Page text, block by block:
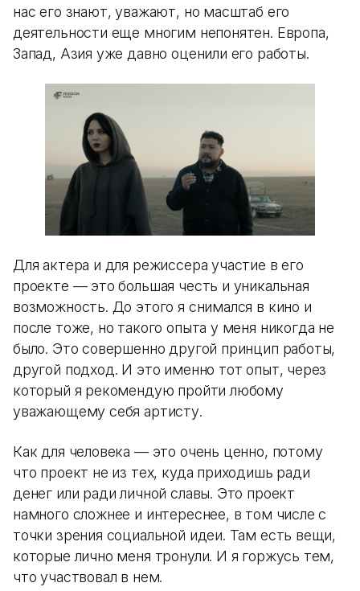
нас его знают, уважают, но масштаб его
деятельности еще многим непонятен. Европа,
Запад, Азия уже давно оценили его работы.
Для актера и для режиссера участие в его
проекте — это большая честь и уникальная
возможность. До этого я снимался в кино и
после тоже, но такого опыта у меня никогда не
было. Это совершенно другой принцип работы,
другой подход. И это именно тот опыт, через
который я рекомендую пройти любому
уважающему себя артисту.
Как для человека — это очень ценно, потому
что проект не из тех, куда приходишь ради
денег или ради личной славы. Это проект
намного сложнее и интереснее, в том числе с
точки зрения социальной идеи. Там есть вещи,
которые лично меня тронули. И я горжусь тем,
что участвовал в нем.